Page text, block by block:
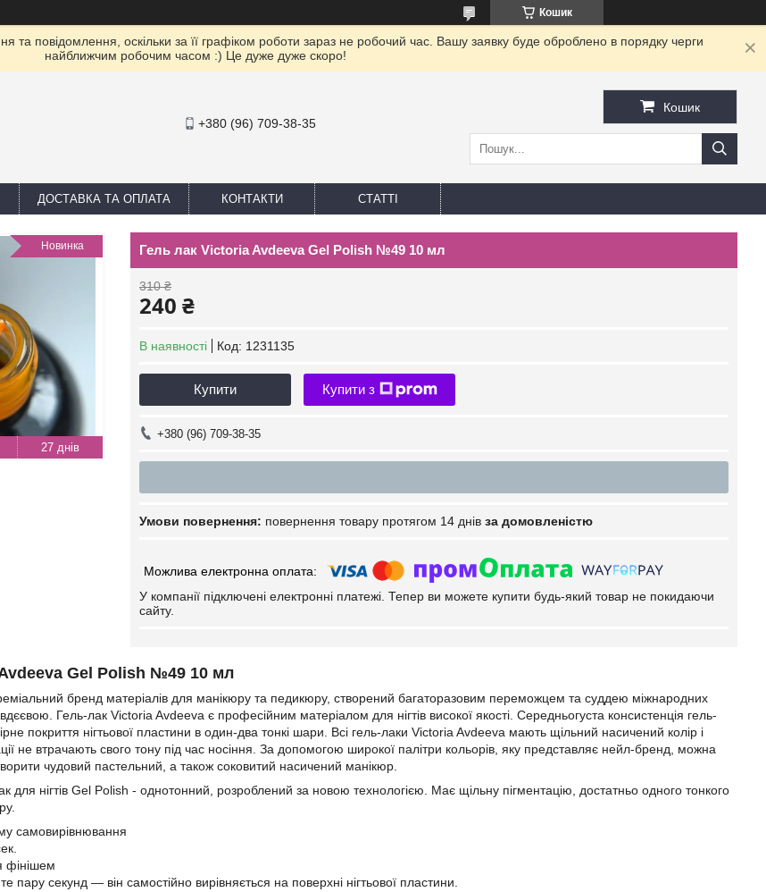
Кошик
повідомлення, оскільки за її графіком роботи зараз не робочий час. Вашу заявку буде оброблено в порядку черги
найближчим робочим часом :) Це дуже дуже скоро!
+380 (96) 709-38-35
Кошик
ДОСТАВКА ТА ОПЛАТА КОНТАКТИ СТАТТІ
27 днів
Новинка Гель лак Victoria Avdeeva Gel Polish №49 10 мл
310 ₴
240 ₴
В наявності Код: 1231135
Купити Купити з
+380 (96) 709-38-35
повернення товару протягом 14 днів за домовленістю
У компанії підключені електронні платежі. Тепер ви можете купити будь-який товар не покидаючи
сайту.
Gel Polish №49 10 мл
бренд матеріалів для манікюру та педикюру, створений багаторазовим переможцем та суддею міжнародних
Гель-лак Victoria Avdeeva є професійним матеріалом для нігтів високої якості. Середньогуста консистенція гель-
покриття нігтьової пластини в один-два тонкі шари. Всі гель-лаки Victoria Avdeeva мають щільний насичений колір і
не втрачають свого тону під час носіння. За допомогою широкої палітри кольорів, яку представляє нейл-бренд, можна
чудовий пастельний, а також соковитий насичений манікюр.
для нігтів Gel Polish - однотонний, розроблений за новою технологією. Має щільну пігментацію, достатньо одного тонкого
самовирівнювання
фінішем
пару секунд ― він самостійно вирівняється на поверхні нігтьової пластини.